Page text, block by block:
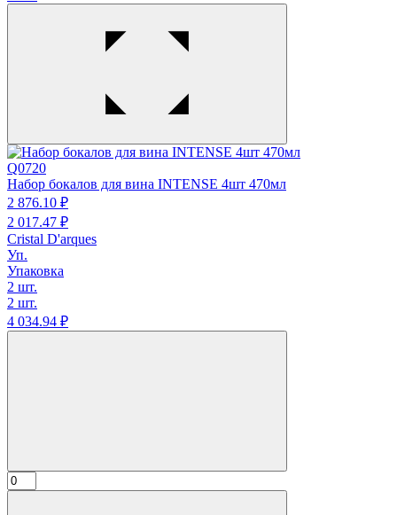
Q0720
Набор бокалов для вина INTENSE 4шт 470мл
2 876.10 ₽
2 017.47 ₽
Cristal D'arques
Уп.
Упаковка
2 шт.
2 шт.
4 034.94 ₽